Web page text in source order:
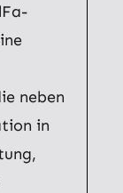
neben
in